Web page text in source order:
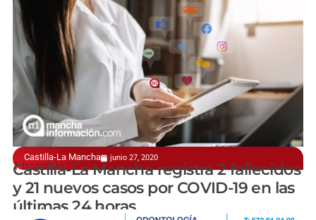
Castilla-La Mancha junio 27, 2020
1 hospitalizado en el Mancha Centro
Castilla-La Mancha registra 2 fallecidos
y 21 nuevos casos por COVID-19 en las
últimas 24 horas
manchainformacion.com